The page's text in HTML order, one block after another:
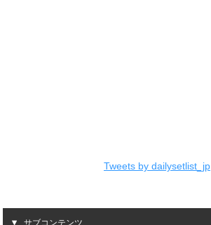
Tweets by dailysetlist_jp
サブコンテンツ